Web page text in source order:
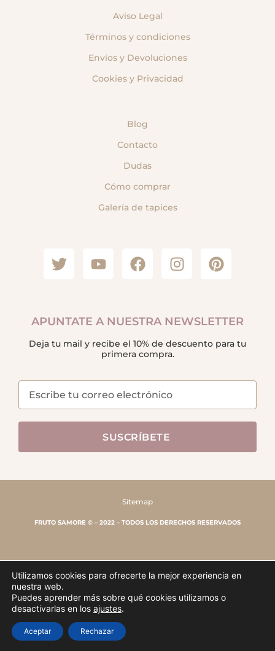
Aviso Legal
Términos y condiciones
Envíos y Devoluciones
Cookies y Privacidad
Blog
Contacto
Dudas
Cómo comprar
Galería de tapices
APUNTATE A NUESTRA NEWSLETTER
Deja tu mail y recibe el 10% de descuento para tu
primera compra.
SUSCRÍBETE
Sitemap
FRUTO SAMORE © – 2022 – TODOS LOS DERECHOS RESERVADOS
Utilizamos cookies para ofrecerte la mejor experiencia en
nuestra web.
Puedes aprender más sobre qué cookies utilizamos o
desactivarlas en los ajustes.
Aceptar Rechazar
💬 ¿Necesitas ayuda?